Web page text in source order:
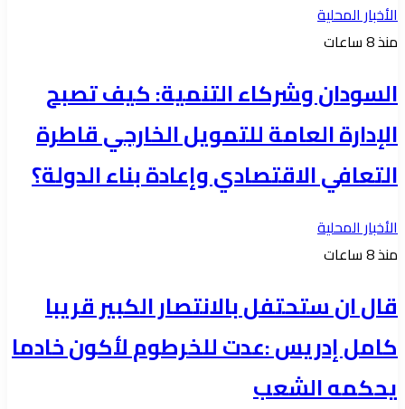
الأخبار المحلية
منذ 8 ساعات
السودان وشركاء التنمية: كيف تصبح
الإدارة العامة للتمويل الخارجي قاطرة
التعافي الاقتصادي وإعادة بناء الدولة؟
الأخبار المحلية
منذ 8 ساعات
قال ان ستحتفل بالانتصار الكبير قريبا
كامل إدريس :عدت للخرطوم لأكون خادما
يحكمه الشعب